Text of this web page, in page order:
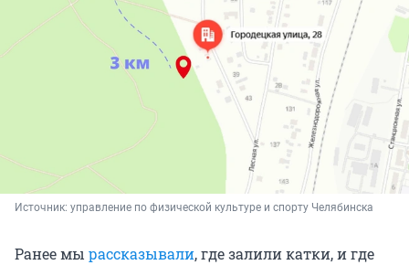
Источник: управление по физической культуре и спорту Челябинска
Ранее мы рассказывали, где залили катки, и где